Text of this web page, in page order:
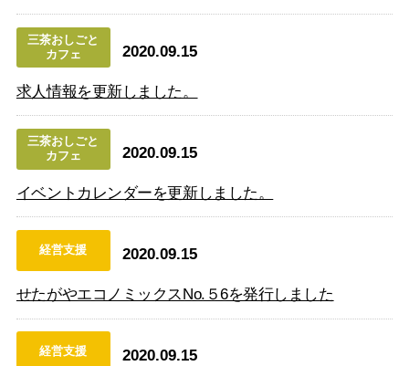
三茶おしごと
カフェ
2020.09.15
求人情報を更新しました。
三茶おしごと
カフェ
2020.09.15
イベントカレンダーを更新しました。
経営支援 2020.09.15
せたがやエコノミックスNo.５6を発行しました
経営支援 2020.09.15